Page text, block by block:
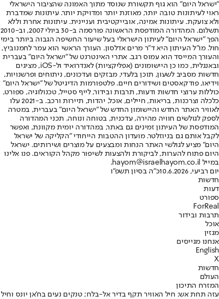
"ישראל היום" הוא גוף תקשורת שנוסד מתוך האמונה שהציבור הישראלי
ראוי לעיתונות טובה יותר, מאוזנת יותר ומדויקת יותר. עיתונות שמדברת
ולא צועקת. עיתונות אמינה, אובייקטיבית ועניינית. עיתונות אחרת וללא
תשלום. המהדורה המודפסת הראשונה פורסמה ב-30 ביולי 2007, וב-2010
הפך "ישראל היום" לעיתון הישראלי בעל שיעור החשיפה הגבוה ביותר בימי
חול. מו"ל העיתון היא ד"ר מרים אדלסון. העורך הראשי הוא עמר לחמנוביץ,
והעורך המייסד הוא עמוס רגב. אתרי האינטרנט של "ישראל היום" בעברית
ובאנגלית, כמו כן היישומונים (אפליקציות) לאנדרואיד ול-iOS, מציגים
חדשות מסביב לשעון, תוכן בלעדי, מבזקים ועדכונים, ניתוחים ופרשנויות,
וידיאו, פודקאסטים ושידורים חיים. פלטפורמות הדיגיטל של "ישראל היום"
כוללות ערוצי חדשות ודעות, תרבות ובידור, לייף סטייל, טכנולוגיה, ספורט,
כלכלה וצרכנות, בריאות, חיילים, אוכל, יהדות, תיירות ורכב. ב-2021 עלו
לאוויר האתר החדש והיישומון החדש של "ישראל היום" בעברית, במטרה
לספק לגולשים חוויה מהירה, עדכנית, בטוחה ונוחה. תכני המהדורה
המודפסת של העיתון זמינים גם באתר, במהדורה יומית מקוונת, ואפשר
לקבל אותם גם בניוזלטר. מועדון ההטבות הייחודי "הקליקה של ישראל
היום" מציע לגולשי האתר הנחות ומבצעים על מוצרים ושירותים. ישראל
היום פתוח להערות, לביקורת ולהצעות לשיפור מקהל הקוראים. פנו אלינו
במייל hayom@israelhayom.co.il.
יום רביעי, 10.6.2026
כ"ה בסיון תשפ"ו
חדשות
דעות
ספורט
ForReal
תרבות ובידור
אוכל
מגזין
אנחנו מגייסים
English
X
חדשות
העולם
המזרח התיכון
עזה תחת אש: חיל האוויר תקף בדיר אל-בלח; טנקים נעים בח'אן יונס וחיל